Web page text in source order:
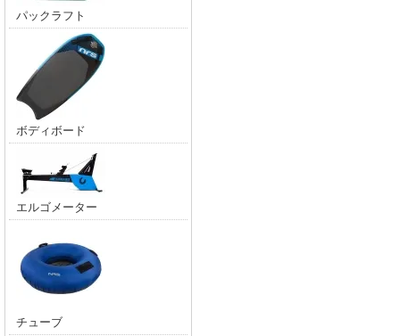
パックラフト
ボディボード
エルゴメーター
チューブ